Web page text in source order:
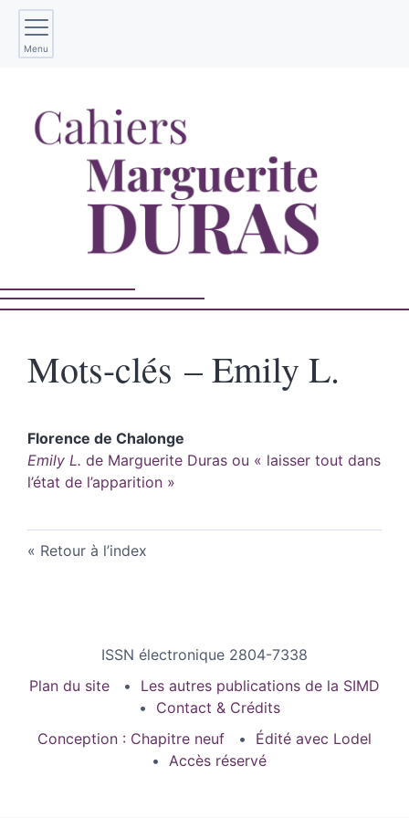
Menu
Mots-clés – Emily L.
Florence de Chalonge
Emily L. de Marguerite Duras ou « laisser tout dans
l’état de l’apparition »
Retour à l’index
ISSN électronique 2804-7338
Plan du site
Les autres publications de la SIMD
Contact & Crédits
Conception : Chapitre neuf
Édité avec Lodel
Accès réservé